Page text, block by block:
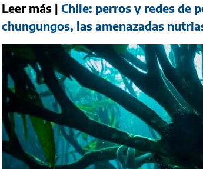
Leer más | Chile: perros y redes de
chungungos, las amenazadas